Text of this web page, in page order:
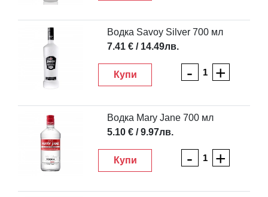
Водка Savoy Silver 700 мл
7.41 € / 14.49лв.
Купи - +
Водка Mary Jane 700 мл
5.10 € / 9.97лв.
Купи - +